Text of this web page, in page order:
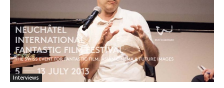
Interviews